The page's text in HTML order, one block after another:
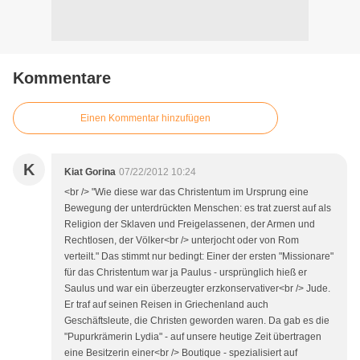
Kommentare
Einen Kommentar hinzufügen
K Kiat Gorina 07/22/2012 10:24
<br /> "Wie diese war das Christentum im Ursprung eine
Bewegung der unterdrückten Menschen: es trat zuerst auf als
Religion der Sklaven und Freigelassenen, der Armen und
Rechtlosen, der Völker<br /> unterjocht oder von Rom
verteilt." Das stimmt nur bedingt: Einer der ersten "Missionare"
für das Christentum war ja Paulus - ursprünglich hieß er
Saulus und war ein überzeugter erzkonservativer<br /> Jude.
Er traf auf seinen Reisen in Griechenland auch
Geschäftsleute, die Christen geworden waren. Da gab es die
"Pupurkrämerin Lydia" - auf unsere heutige Zeit übertragen
eine Besitzerin einer<br /> Boutique - spezialisiert auf